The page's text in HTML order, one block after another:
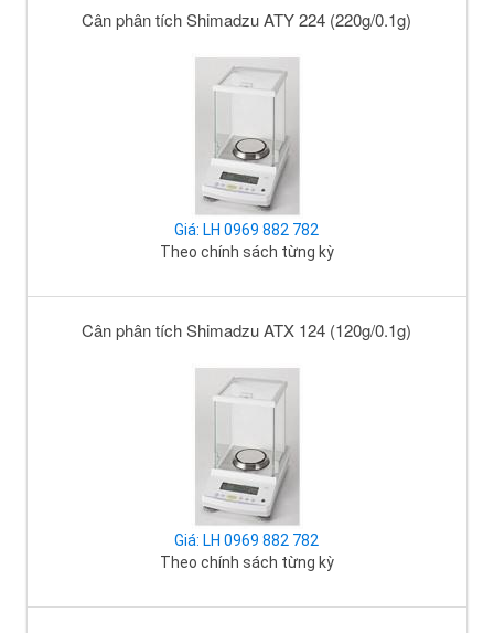
Cân phân tích Shimadzu ATY 224 (220g/0.1g)
Giá: LH 0969 882 782
Theo chính sách từng kỳ
Cân phân tích Shimadzu ATX 124 (120g/0.1g)
Giá: LH 0969 882 782
Theo chính sách từng kỳ